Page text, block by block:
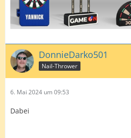
DonnieDarko501
Nail-Thrower
6. Mai 2024 um 09:53
Dabei